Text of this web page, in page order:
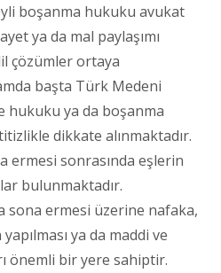
boşanma hukuku avukat
ya da mal paylaşımı
çözümler ortaya
başta Türk Medeni
hukuku ya da boşanma
dikkate alınmaktadır.
ermesi sonrasında eşlerin
bulunmaktadır.
sona ermesi üzerine nafaka,
ya da maddi ve
önemli bir yere sahiptir.